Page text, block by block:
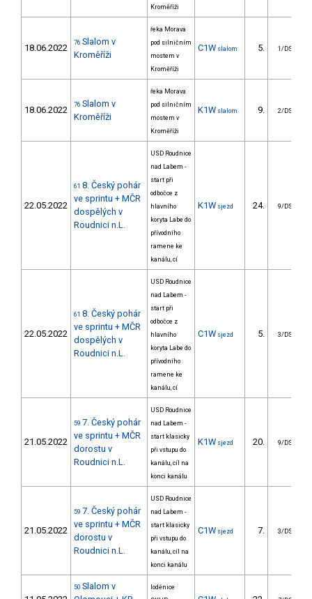
Kroměříži
18.06.2022 76 Slalom v
Kroměříži
řeka Morava
pod silničním
mostem v
Kroměříži
C1W slalom 5. 1/DS
18.06.2022 76 Slalom v
Kroměříži
řeka Morava
pod silničním
mostem v
Kroměříži
K1W slalom 9. 2/DS
22.05.2022
61 8. Český pohár
ve sprintu + MČR
dospělých v
Roudnici n.L.
USD Roudnice
nad Labem -
start při
odbočce z
hlavního
koryta Labe do
přívodního
ramene ke
kanálu, cí
K1W sjezd 24. 9/DS
22.05.2022
61 8. Český pohár
ve sprintu + MČR
dospělých v
Roudnici n.L.
USD Roudnice
nad Labem -
start při
odbočce z
hlavního
koryta Labe do
přívodního
ramene ke
kanálu, cí
C1W sjezd 5. 3/DS
21.05.2022
59 7. Český pohár
ve sprintu + MČR
dorostu v
Roudnici n.L.
USD Roudnice
nad Labem -
start klasicky
při vstupu do
kanálu, cíl na
konci kanálu
K1W sjezd 20. 9/DS
21.05.2022
59 7. Český pohár
ve sprintu + MČR
dorostu v
Roudnici n.L.
USD Roudnice
nad Labem -
start klasicky
při vstupu do
kanálu, cíl na
konci kanálu
C1W sjezd 7. 3/DS
50 Slalom v
loděnice